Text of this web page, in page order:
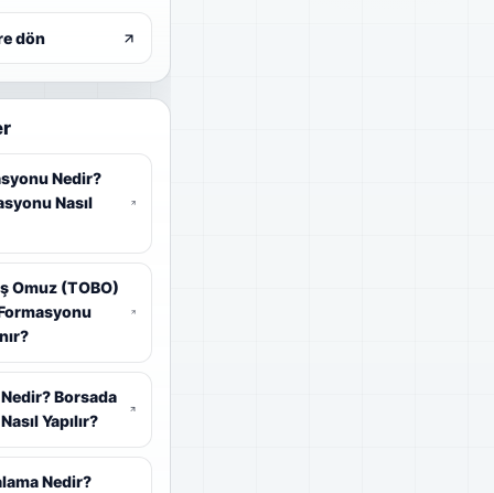
dön
Nedir?
Nasıl
Omuz (TOBO)
Borsada
Yapılır?
Nedir?